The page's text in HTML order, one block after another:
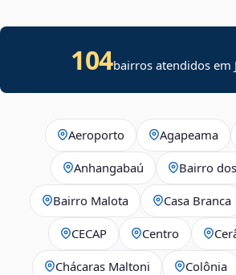
104bairros atendidos em
Aeroporto Agapeama
Anhangabaú Bairro
Bairro Malota Casa Branca
CECAP Centro
Chácaras Maltoni Colônia